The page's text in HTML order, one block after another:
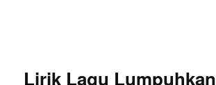
Lirik Lagu Lumpuhkan